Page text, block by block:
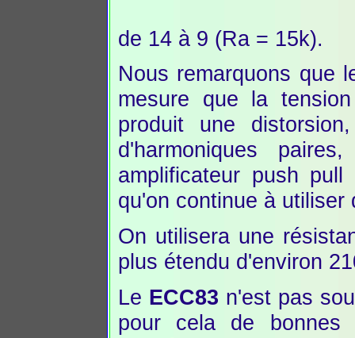
de 14 à 9 (Ra = 15k).
Nous remarquons que
mesure que la
produit une
d'harmoniques
amplificateur push
qu'on continue à
On utilisera une
plus étendu d'environ
Le ECC83 n'est pas
pour cela de